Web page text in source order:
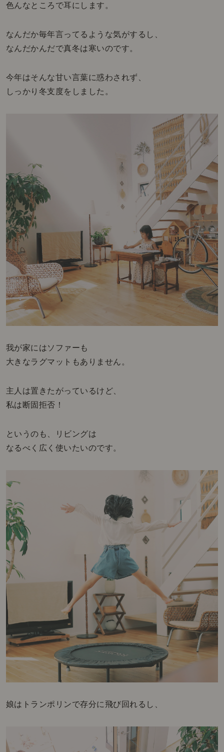
色んなところで耳にします。
なんだか毎年言ってるような気がするし、
なんだかんだで真冬は寒いのです。
今年はそんな甘い言葉に惑わされず、
しっかり冬支度をしました。
我が家にはソファーも
大きなラグマットもありません。
主人は置きたがっているけど、
私は断固拒否！
というのも、リビングは
なるべく広く使いたいのです。
娘はトランポリンで存分に飛び回れるし、